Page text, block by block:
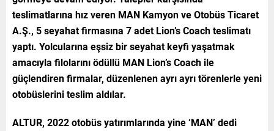
teslimatlarına hız veren MAN Kamyon ve Otobüs Ticaret
A.Ş., 5 seyahat firmasına 7 adet Lion’s Coach teslimatı
yaptı. Yolcularına eşsiz bir seyahat keyfi yaşatmak
amacıyla filolarını ödüllü MAN Lion’s Coach ile
güçlendiren firmalar, düzenlenen ayrı ayrı törenlerle yeni
otobüslerini teslim aldılar.
ALTUR, 2022 otobüs yatırımlarında yine ‘MAN’ dedi